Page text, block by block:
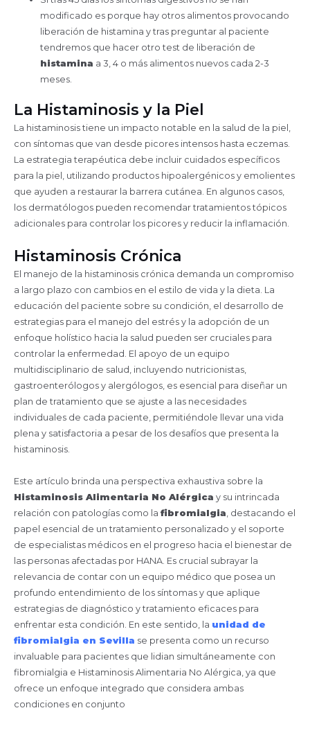
modificado es porque hay otros alimentos provocando
liberación de histamina y tras preguntar al paciente
tendremos que hacer otro test de liberación de
histamina a 3, 4 o más alimentos nuevos cada 2-3
meses.
La Histaminosis y la Piel
La histaminosis tiene un impacto notable en la salud de la piel,
con síntomas que van desde picores intensos hasta eczemas.
La estrategia terapéutica debe incluir cuidados específicos
para la piel, utilizando productos hipoalergénicos y emolientes
que ayuden a restaurar la barrera cutánea. En algunos casos,
los dermatólogos pueden recomendar tratamientos tópicos
adicionales para controlar los picores y reducir la inflamación.
Histaminosis Crónica
El manejo de la histaminosis crónica demanda un compromiso
a largo plazo con cambios en el estilo de vida y la dieta. La
educación del paciente sobre su condición, el desarrollo de
estrategias para el manejo del estrés y la adopción de un
enfoque holístico hacia la salud pueden ser cruciales para
controlar la enfermedad. El apoyo de un equipo
multidisciplinario de salud, incluyendo nutricionistas,
gastroenterólogos y alergólogos, es esencial para diseñar un
plan de tratamiento que se ajuste a las necesidades
individuales de cada paciente, permitiéndole llevar una vida
plena y satisfactoria a pesar de los desafíos que presenta la
histaminosis.
Este artículo brinda una perspectiva exhaustiva sobre la
Histaminosis Alimentaria No Alérgica y su intrincada
relación con patologías como la fibromialgia , destacando el
papel esencial de un tratamiento personalizado y el soporte
de especialistas médicos en el progreso hacia el bienestar de
las personas afectadas por HANA. Es crucial subrayar la
relevancia de contar con un equipo médico que posea un
profundo entendimiento de los síntomas y que aplique
estrategias de diagnóstico y tratamiento eficaces para
enfrentar esta condición. En este sentido, la unidad de
fibromialgia en Sevilla se presenta como un recurso
invaluable para pacientes que lidian simultáneamente con
fibromialgia e Histaminosis Alimentaria No Alérgica, ya que
ofrece un enfoque integrado que considera ambas
condiciones en conjunto